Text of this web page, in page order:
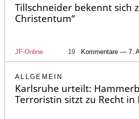
Tillschneider bekennt sich
Christentum“
JF-Online 19 Kommentare — 7.
ALLGEMEIN
Karlsruhe urteilt:
Terroristin sitzt zu Recht in